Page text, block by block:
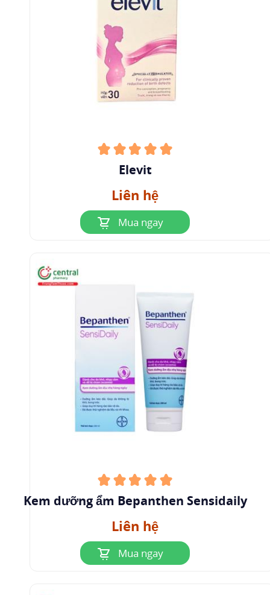
Elevit
Liên hệ
Mua ngay
Kem dưỡng ẩm Bepanthen Sensidaily
Liên hệ
Mua ngay